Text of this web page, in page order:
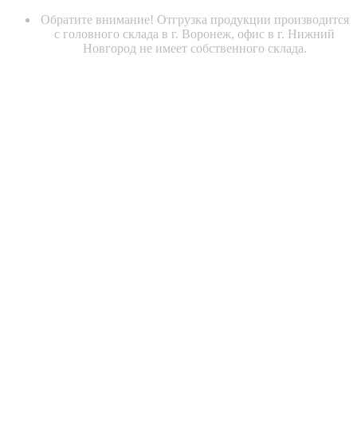
Обратите внимание! Отгрузка продукции производится
с головного склада в г. Воронеж, офис в г. Нижний
Новгород не имеет собственного склада.